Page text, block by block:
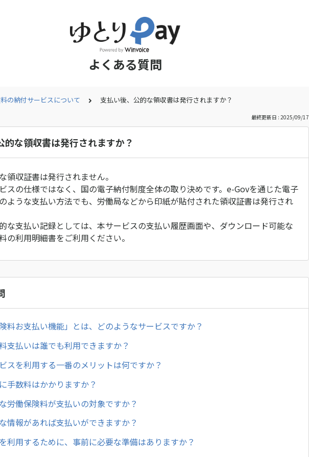
よくある質問
の納付サービスについて 支払い後、公的な領収書は発行されますか？
最終更新日 : 2025/09/17
的な領収書は発行されますか？
領収証書は発行されません。
スの仕様ではなく、国の電子納付制度全体の取り決めです。e-Govを通じた電子
ような支払い方法でも、労働局などから印紙が貼付された領収証書は発行され
な支払い記録としては、本サービスの支払い履歴画面や、ダウンロード可能な
の利用明細書をご利用ください。
険料お支払い機能」とは、どのようなサービスですか？
支払いは誰でも利用できますか？
スを利用する一番のメリットは何ですか？
手数料はかかりますか？
労働保険料が支払いの対象ですか？
情報があれば支払いができますか？
利用するために、事前に必要な準備はありますか？